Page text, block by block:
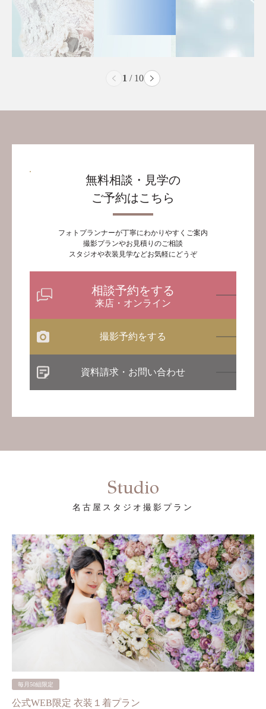
2 / 10
無料相談・見学の
ご予約はこちら
フォトプランナーが丁寧にわかりやすくご案内
撮影プランやお見積りのご相談
スタジオや衣装見学などお気軽にどうぞ
相談予約をする
来店・オンライン
撮影予約をする
資料請求・お問い合わせ
Studio
名古屋スタジオ撮影プラン
毎月50組限定
公式WEB限定 衣装１着プラン